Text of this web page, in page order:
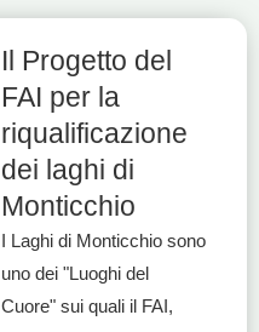
Il Progetto del
FAI per la
riqualificazione
dei laghi di
Monticchio
I Laghi di Monticchio sono
uno dei "Luoghi del
Cuore" sui quali il FAI,